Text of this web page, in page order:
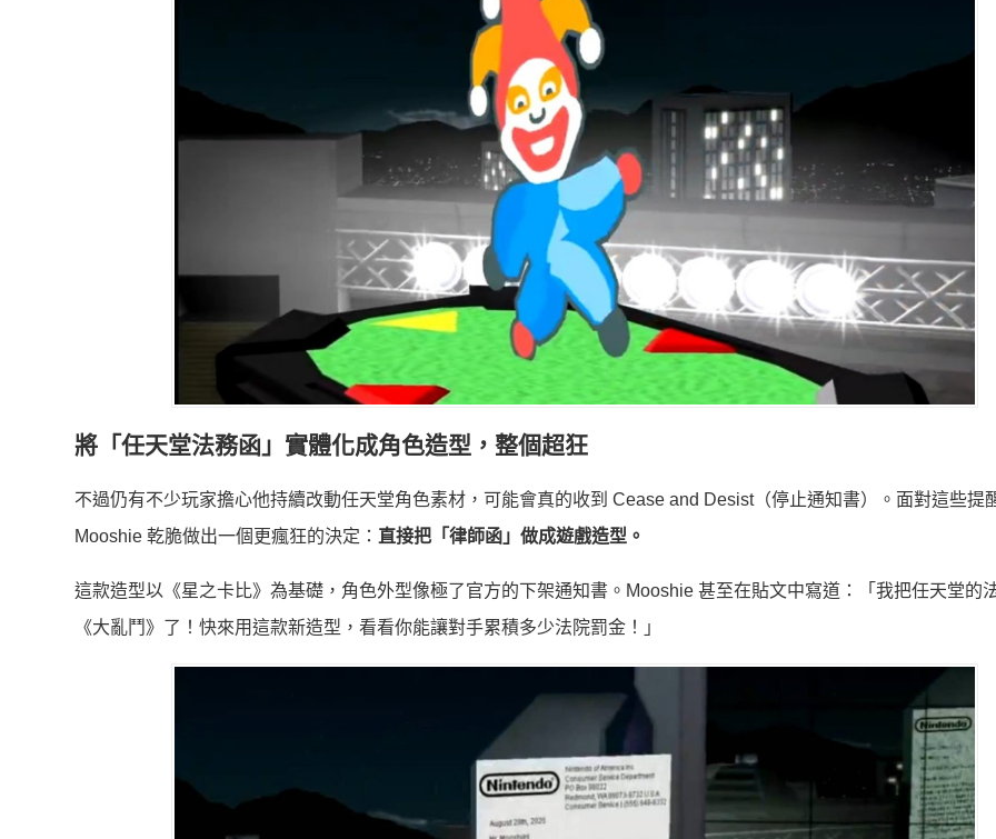
將「任天堂法務函」實體化成角色造型，整個超狂
不過仍有不少玩家擔心他持續改動任天堂角色素材，可能會真的收到 Cease and Desist（停止通知書）。面對這些提
Mooshie 乾脆做出一個更瘋狂的決定： 直接把「律師函」做成遊戲造型。
這款造型以《星之卡比》為基礎，角色外型像極了官方的下架通知書。Mooshie 甚至在貼文中寫道：「我把任天堂的
《大亂鬥》了！快來用這款新造型，看看你能讓對手累積多少法院罰金！」